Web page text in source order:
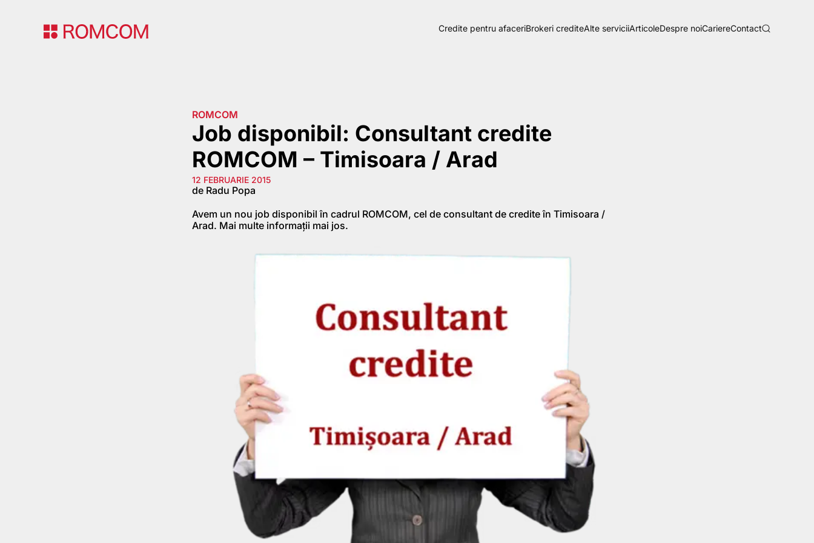
Credite pentru afaceriBrokeri crediteAlte serviciiArticoleDespre noiCariereContact
ROMCOM
Job disponibil: Consultant credite
ROMCOM – Timisoara / Arad
12 FEBRUARIE 2015
de Radu Popa
Avem un nou job disponibil în cadrul ROMCOM, cel de consultant de credite în Timisoara /
Arad. Mai multe informații mai jos.